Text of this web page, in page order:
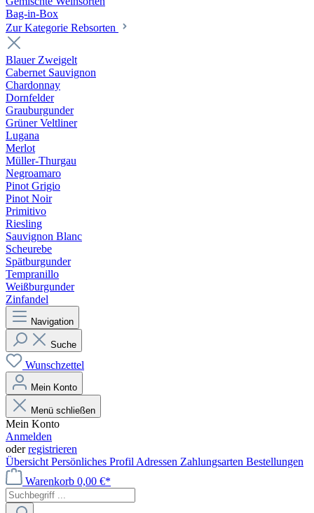
Bag-in-Box
Zur Kategorie Rebsorten
Blauer Zweigelt
Cabernet Sauvignon
Chardonnay
Dornfelder
Grauburgunder
Grüner Veltliner
Lugana
Merlot
Müller-Thurgau
Negroamaro
Pinot Grigio
Pinot Noir
Primitivo
Riesling
Sauvignon Blanc
Scheurebe
Spätburgunder
Tempranillo
Weißburgunder
Zinfandel
Navigation
Suche
Wunschzettel
Mein Konto
Menü schließen
Mein Konto
Anmelden
oderregistrieren
Übersicht Persönliches Profil Adressen Zahlungsarten Bestellungen
Warenkorb 0,00 €*